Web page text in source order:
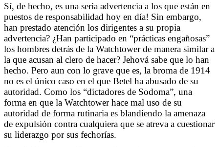
Sí, de hecho, es una seria advertencia a los que están en
puestos de responsabilidad hoy en día! Sin embargo,
han prestado atención los dirigentes a su propia
advertencia? ¿Han participado en “prácticas engañosas”
los hombres detrás de la Watchtower de manera similar a
la que acusan al clero de hacer? Jehová sabe que lo han
hecho. Pero aun con lo grave que es, la broma de 1914
no es el único caso en el que Betel ha abusado de su
autoridad. Como los “dictadores de Sodoma”, una
forma en que la Watchtower hace mal uso de su
autoridad de forma rutinaria es blandiendo la amenaza
de expulsión contra cualquiera que se atreva a cuestionar
su liderazgo por sus fechorías.